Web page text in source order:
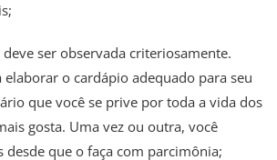
ser observada criteriosamente.
elaborar o cardápio adequado para seu
que você se prive por toda a vida dos
gosta. Uma vez ou outra, você
desde que o faça com parcimônia;